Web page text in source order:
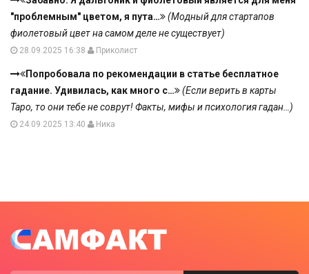
"проблемным" цветом, я пута…
(Модный для стартапов
фиолетовый цвет на самом деле не существует)
28.09.2025 16:38 Приколист
Попробовала по рекомендации в статье бесплатное
гадание. Удивилась, как много с…
(Если верить в карты
Таро, то они тебе не соврут! Факты, мифы и психология гадан…)
24.09.2025 13:40 Ника